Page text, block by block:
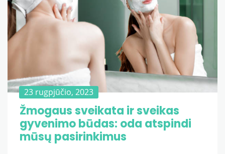
23 rugpjūčio, 2023
Žmogaus sveikata ir sveikas
gyvenimo būdas: oda atspindi
mūsų pasirinkimus